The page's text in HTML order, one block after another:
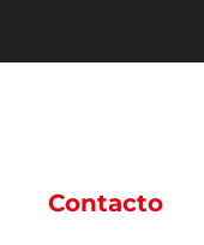
Contacto